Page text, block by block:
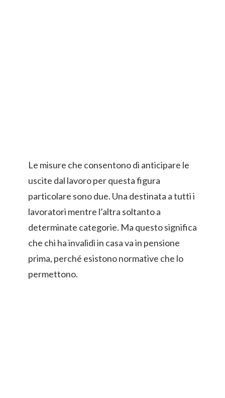
Le misure che consentono di anticipare le
uscite dal lavoro per questa figura
particolare sono due. Una destinata a tutti i
lavoratori mentre l’altra soltanto a
determinate categorie. Ma questo significa
che chi ha invalidi in casa va in pensione
prima, perché esistono normative che lo
permettono.